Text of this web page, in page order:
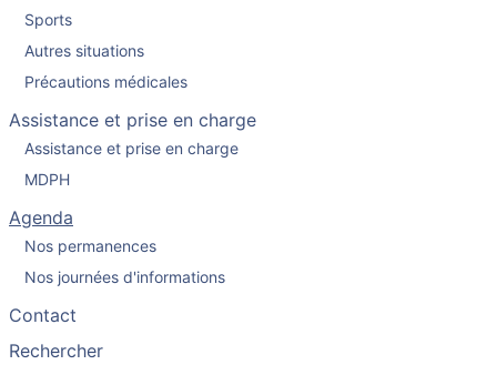
Sports
Autres situations
Précautions médicales
Assistance et prise en charge
Assistance et prise en charge
MDPH
Agenda
Nos permanences
Nos journées d'informations
Contact
Rechercher